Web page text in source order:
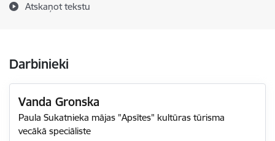
Atskaņot tekstu
Darbinieki
Vanda Gronska
Paula Sukatnieka mājas "Apsītes" kultūras tūrisma
vecākā speciāliste